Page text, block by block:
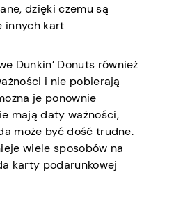
dzięki czemu są
innych kart
Dunkin’ Donuts również
i nie pobierają
je ponownie
mają daty ważności,
może być dość trudne.
wiele sposobów na
karty podarunkowej